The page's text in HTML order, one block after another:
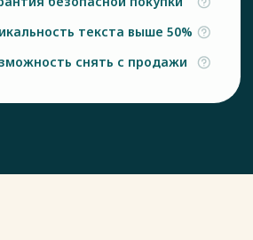
текста выше 50%
снять с продажи